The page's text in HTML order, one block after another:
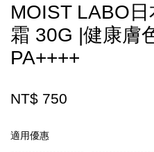
MOIST LABO
霜 30G |健康膚
PA++++
NT$ 750
適用優惠